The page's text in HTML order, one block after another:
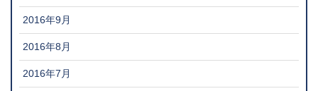
2016年9月
2016年8月
2016年7月